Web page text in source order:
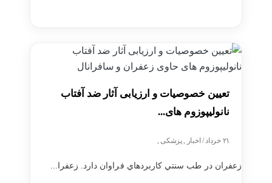
تعیین خصوصیات و ارزیابی آثار ضد آفتاب
نانولیپوزوم های...
۲۱ خرداد / اخبار , پزشکی ,
زعفران در طب سنتي كاربردهاي فراوان دارد. زعفرا...